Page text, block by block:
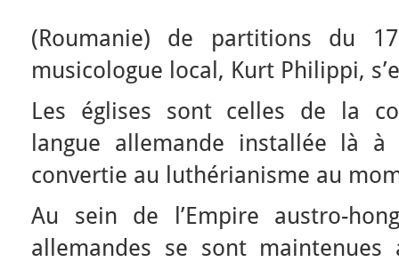
(Roumanie) de partitions du
musicologue local, Kurt Philippi,
Les églises sont celles de la
langue allemande installée là
convertie au luthérianisme au
Au sein de l’Empire austro-
allemandes se sont